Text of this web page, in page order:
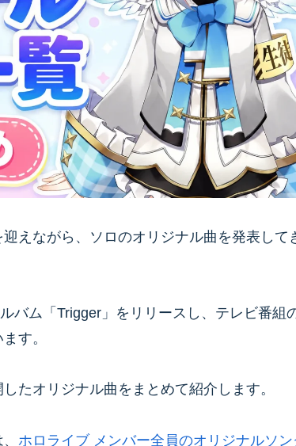
えながら、ソロのオリジナル曲を発表して
バム「Trigger」をリリースし、テレビ番組
す。
たオリジナル曲をまとめて紹介します。
ホロライブ メンバー全員のオリジナルソ